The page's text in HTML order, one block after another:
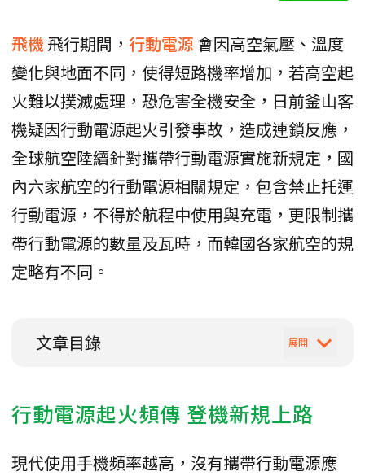
飛機飛行期間， 行動電源會因高空氣壓、溫度
變化與地面不同，使得短路機率增加，若高空起
火難以撲滅處理，恐危害全機安全，日前釜山客
機疑因行動電源起火引發事故，造成連鎖反應，
全球航空陸續針對攜帶行動電源實施新規定，國
內六家航空的行動電源相關規定，包含禁止托運
行動電源，不得於航程中使用與充電，更限制攜
帶行動電源的數量及瓦時，而韓國各家航空的規
定略有不同。
文章目錄
行動電源起火頻傳 登機新規上路
現代使用手機頻率越高，沒有攜帶行動電源應